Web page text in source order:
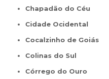
Chapadão do Céu
Cidade Ocidental
Cocalzinho de Goiás
Colinas do Sul
Córrego do Ouro